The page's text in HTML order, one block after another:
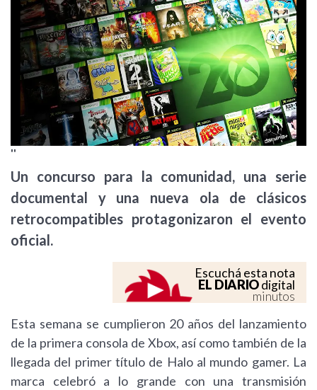
''
Un concurso para la comunidad, una serie
documental y una nueva ola de clásicos
retrocompatibles protagonizaron el evento
oficial.
Escuchá esta nota
EL DIARIOdigital
minutos
Esta semana se cumplieron 20 años del lanzamiento
de la primera consola de Xbox, así como también de la
llegada del primer título de Halo al mundo gamer. La
marca celebró a lo grande con una transmisión